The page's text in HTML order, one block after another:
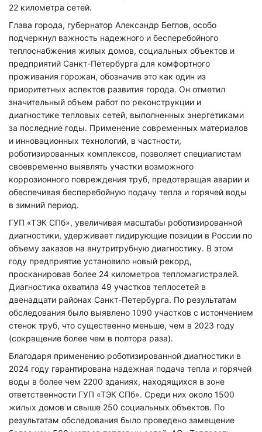
22 километра сетей.
Глава города, губернатор Александр Беглов, особо
подчеркнул важность надежного и бесперебойного
теплоснабжения жилых домов, социальных объектов и
предприятий Санкт-Петербурга для комфортного
проживания горожан, обозначив это как один из
приоритетных аспектов развития города. Он отметил
значительный объем работ по реконструкции и
диагностике тепловых сетей, выполненных энергетиками
за последние годы. Применение современных материалов
и инновационных технологий, в частности,
роботизированных комплексов, позволяет специалистам
своевременно выявлять участки возможного
коррозионного повреждения труб, предотвращая аварии и
обеспечивая бесперебойную подачу тепла и горячей воды
в зимний период.
ГУП «ТЭК СПб», увеличивая масштабы роботизированной
диагностики, удерживает лидирующие позиции в России по
объему заказов на внутритрубную диагностику. В этом
году предприятие установило новый рекорд,
просканировав более 24 километров тепломагистралей.
Диагностика охватила 49 участков теплосетей в
двенадцати районах Санкт-Петербурга. По результатам
обследования было выявлено 1090 участков с истончением
стенок труб, что существенно меньше, чем в 2023 году
(сокращение более чем в полтора раза).
Благодаря применению роботизированной диагностики в
2024 году гарантирована надежная подача тепла и горячей
воды в более чем 2200 зданиях, находящихся в зоне
ответственности ГУП «ТЭК СПб». Среди них около 1500
жилых домов и свыше 250 социальных объектов. По
результатам обследования было проведено замещение